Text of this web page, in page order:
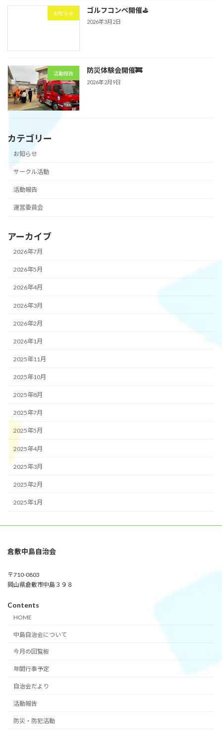
お知らせ ゴルフコンペ開催⛳
2026年3月2日
活動報告 防災体験会開催🚒
2026年2月9日
カテゴリー
お知らせ
サークル活動
活動報告
運営委員会
アーカイブ
2026年7月
2026年5月
2026年4月
2026年3月
2026年2月
2026年1月
2025年11月
2025年10月
2025年8月
2025年7月
2025年5月
2025年4月
2025年3月
2025年2月
2025年1月
倉敷中島自治会
〒710-0803
岡山県倉敷市中島３９８
Contents
HOME
中島自治会について
今月の回覧板
年間行事予定
自治会だより
活動報告
防災・防犯活動